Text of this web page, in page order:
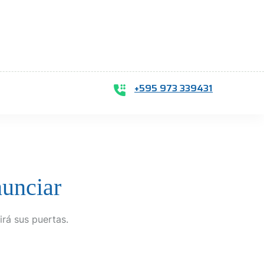
+595 973 339431
sus puertas.